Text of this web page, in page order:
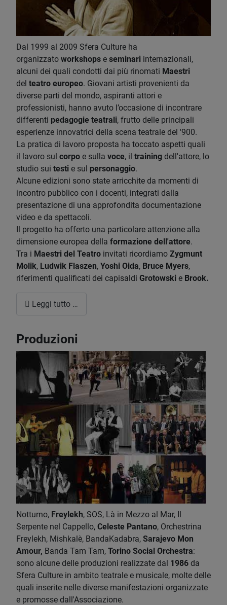
Dal 1999 al 2009 Sfera Culture ha
organizzato workshops e seminari internazionali,
alcuni dei quali condotti dai più rinomati Maestri
del teatro europeo. Giovani artisti provenienti da
diverse parti del mondo, aspiranti attori e
professionisti, hanno avuto l’occasione di incontrare
differenti pedagogie teatrali, frutto delle principali
esperienze innovatrici della scena teatrale del '900.
La pratica di lavoro proposta ha toccato aspetti quali
il lavoro sul corpo e sulla voce, il training dell'attore, lo
studio sui testi e sul personaggio.
Alcune edizioni sono state arricchite da momenti di
incontro pubblico con i docenti, integrati dalla
presentazione di una approfondita documentazione
video e da spettacoli.
Il progetto ha offerto una particolare attenzione alla
dimensione europea della formazione dell'attore.
Tra i Maestri del Teatro invitati ricordiamo Zygmunt
Molik, Ludwik Flaszen, Yoshi Oida, Bruce Myers,
riferimenti qualificati dei capisaldi Grotowski e Brook.
Leggi tutto …
Produzioni
Notturno, Freylekh, SOS, Là in Mezzo al Mar, Il
Serpente nel Cappello, Celeste Pantano, Orchestrina
Freylekh, Mishkalè, BandaKadabra, Sarajevo Mon
Amour, Banda Tam Tam, Torino Social Orchestra:
sono alcune delle produzioni realizzate dal 1986 da
Sfera Culture in ambito teatrale e musicale, molte delle
quali inserite nelle diverse manifestazioni organizzate
e promosse dall'Associazione.